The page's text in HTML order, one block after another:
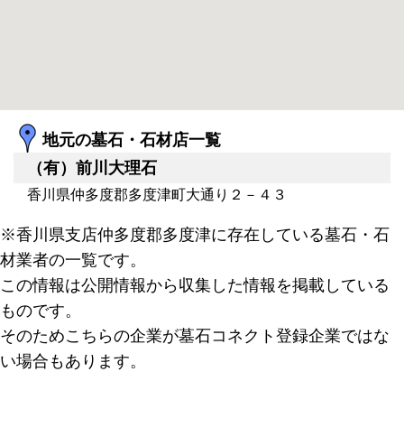
地元の墓石・石材店一覧
（有）前川大理石
香川県仲多度郡多度津町大通り２－４３
※香川県支店仲多度郡多度津に存在している墓石・石
材業者の一覧です。
この情報は公開情報から収集した情報を掲載している
ものです。
そのためこちらの企業が墓石コネクト登録企業ではな
い場合もあります。